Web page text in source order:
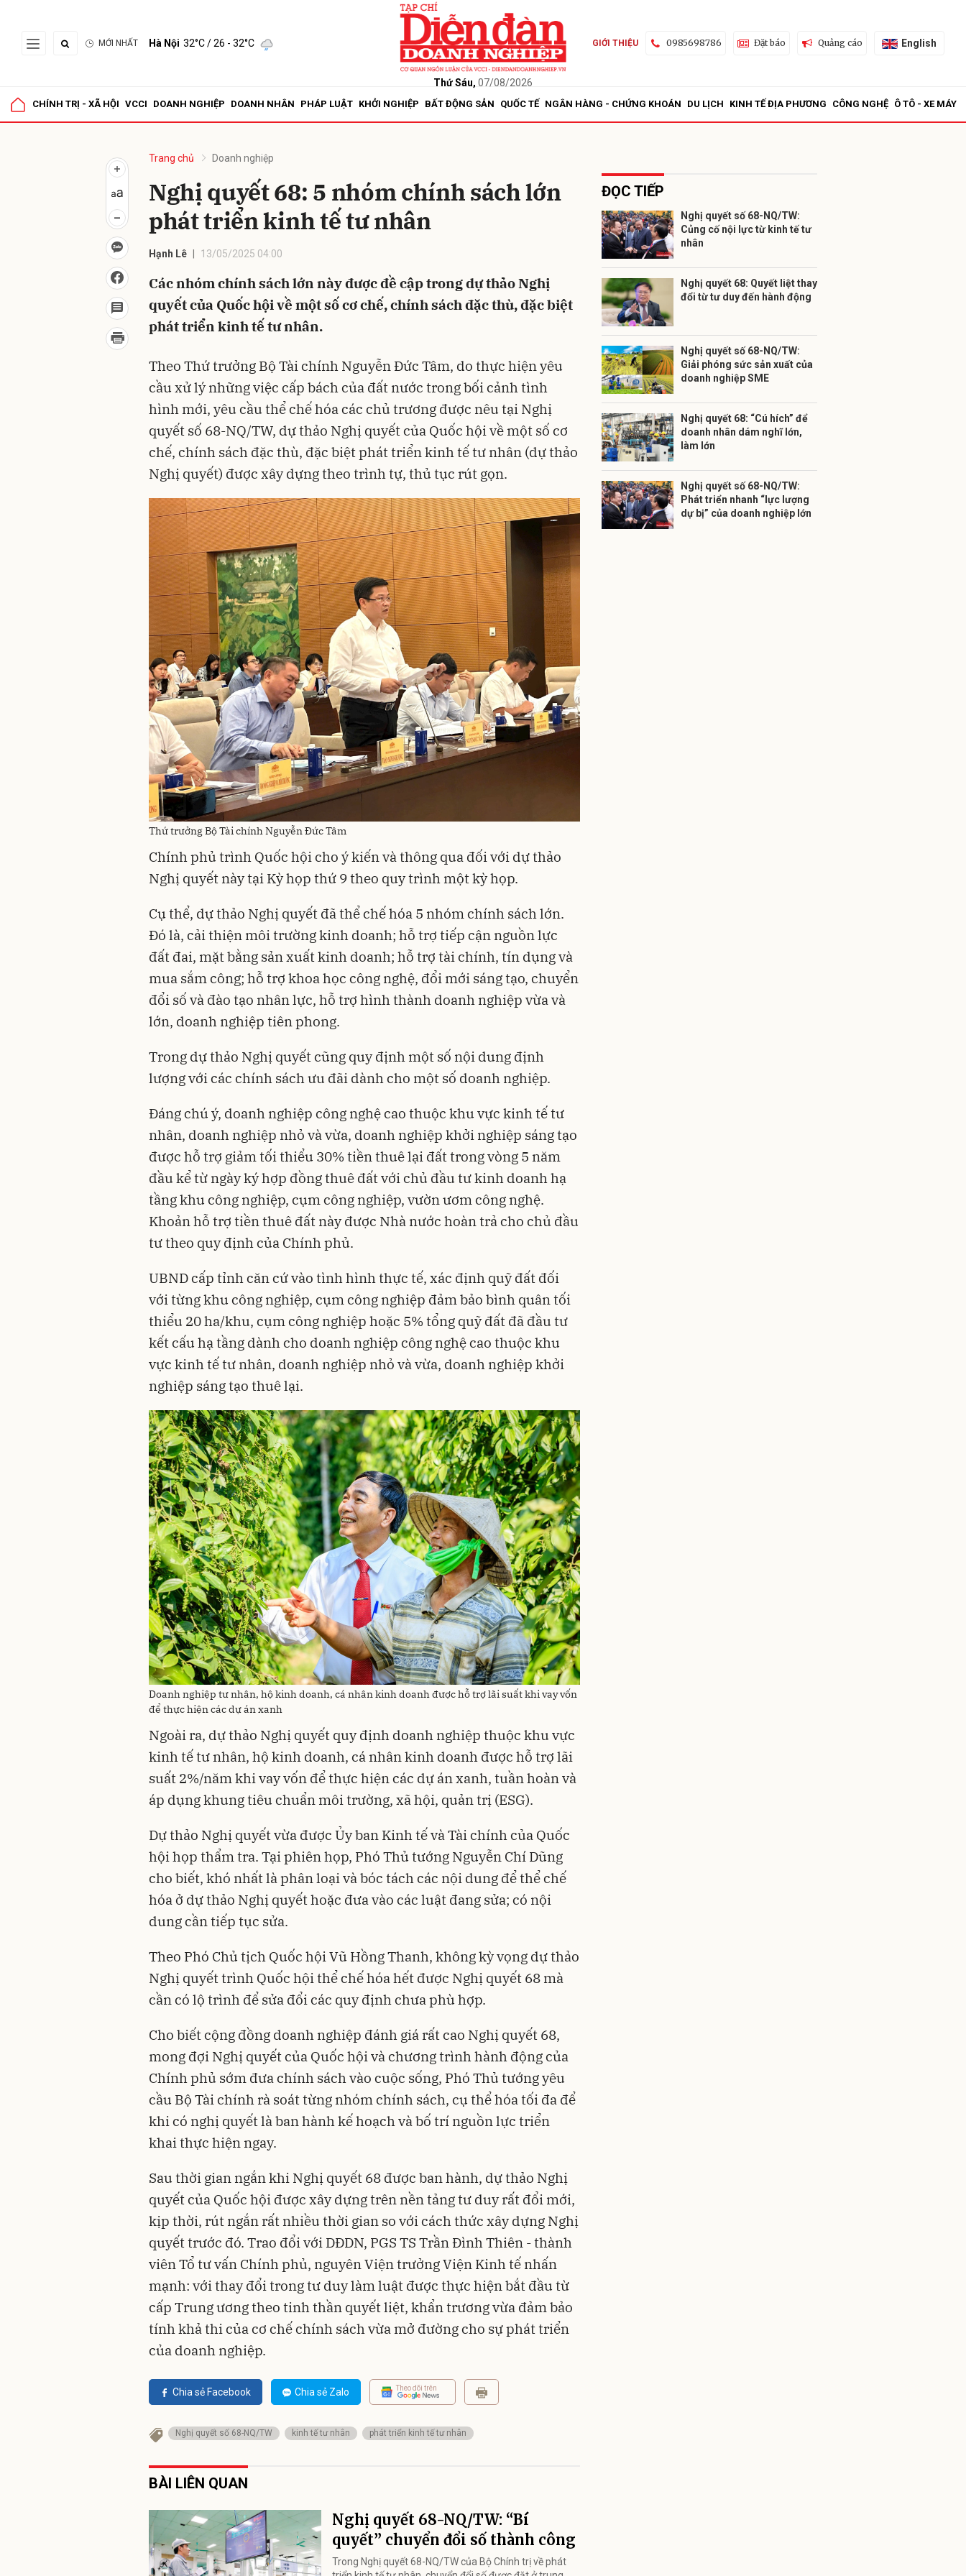
MỚI NHẤT Hà Nội 32°C/ 26 - 32°C
Thứ Sáu, 07/08/2026
GIỚI THIỆU 0985698786 Đặt báo Quảng cáo English
CHÍNH TRỊ - XÃ HỘI VCCI DOANH NGHIỆP DOANH NHÂN PHÁP LUẬT KHỞI NGHIỆP BẤT ĐỘNG SẢN QUỐC TẾ NGÂN HÀNG - CHỨNG KHOÁN DU LỊCH KINH TẾ ĐỊA PHƯƠNG CÔNG NGHỆ Ô TÔ - XE MÁY
Trang chủ Doanh nghiệp
Nghị quyết 68: 5 nhóm chính sách lớn
phát triển kinh tế tư nhân
Hạnh Lê 13/05/2025 04:00
Các nhóm chính sách lớn này được đề cập trong dự thảo Nghị
quyết của Quốc hội về một số cơ chế, chính sách đặc thù, đặc biệt
phát triển kinh tế tư nhân.
Theo Thứ trưởng Bộ Tài chính Nguyễn Đức Tâm, do thực hiện yêu
cầu xử lý những việc cấp bách của đất nước trong bối cảnh tình
hình mới, yêu cầu thể chế hóa các chủ trương được nêu tại Nghị
quyết số 68-NQ/TW, dự thảo Nghị quyết của Quốc hội về một số cơ
chế, chính sách đặc thù, đặc biệt phát triển kinh tế tư nhân (dự thảo
Nghị quyết) được xây dựng theo trình tự, thủ tục rút gọn.
Thứ trưởng Bộ Tài chính Nguyễn Đức Tâm
Chính phủ trình Quốc hội cho ý kiến và thông qua đối với dự thảo
Nghị quyết này tại Kỳ họp thứ 9 theo quy trình một kỳ họp.
Cụ thể, dự thảo Nghị quyết đã thể chế hóa 5 nhóm chính sách lớn.
Đó là, cải thiện môi trường kinh doanh; hỗ trợ tiếp cận nguồn lực
đất đai, mặt bằng sản xuất kinh doanh; hỗ trợ tài chính, tín dụng và
mua sắm công; hỗ trợ khoa học công nghệ, đổi mới sáng tạo, chuyển
đổi số và đào tạo nhân lực, hỗ trợ hình thành doanh nghiệp vừa và
lớn, doanh nghiệp tiên phong.
Trong dự thảo Nghị quyết cũng quy định một số nội dung định
lượng với các chính sách ưu đãi dành cho một số doanh nghiệp.
Đáng chú ý, doanh nghiệp công nghệ cao thuộc khu vực kinh tế tư
nhân, doanh nghiệp nhỏ và vừa, doanh nghiệp khởi nghiệp sáng tạo
được hỗ trợ giảm tối thiểu 30% tiền thuê lại đất trong vòng 5 năm
đầu kể từ ngày ký hợp đồng thuê đất với chủ đầu tư kinh doanh hạ
tầng khu công nghiệp, cụm công nghiệp, vườn ươm công nghệ.
Khoản hỗ trợ tiền thuê đất này được Nhà nước hoàn trả cho chủ đầu
tư theo quy định của Chính phủ.
UBND cấp tỉnh căn cứ vào tình hình thực tế, xác định quỹ đất đối
với từng khu công nghiệp, cụm công nghiệp đảm bảo bình quân tối
thiểu 20 ha/khu, cụm công nghiệp hoặc 5% tổng quỹ đất đã đầu tư
kết cấu hạ tầng dành cho doanh nghiệp công nghệ cao thuộc khu
vực kinh tế tư nhân, doanh nghiệp nhỏ và vừa, doanh nghiệp khởi
nghiệp sáng tạo thuê lại.
Doanh nghiệp tư nhân, hộ kinh doanh, cá nhân kinh doanh được hỗ trợ lãi suất khi vay vốn
để thực hiện các dự án xanh
Ngoài ra, dự thảo Nghị quyết quy định doanh nghiệp thuộc khu vực
kinh tế tư nhân, hộ kinh doanh, cá nhân kinh doanh được hỗ trợ lãi
suất 2%/năm khi vay vốn để thực hiện các dự án xanh, tuần hoàn và
áp dụng khung tiêu chuẩn môi trường, xã hội, quản trị (ESG).
Dự thảo Nghị quyết vừa được Ủy ban Kinh tế và Tài chính của Quốc
hội họp thẩm tra. Tại phiên họp, Phó Thủ tướng Nguyễn Chí Dũng
cho biết, khó nhất là phân loại và bóc tách các nội dung để thể chế
hóa ở dự thảo Nghị quyết hoặc đưa vào các luật đang sửa; có nội
dung cần tiếp tục sửa.
Theo Phó Chủ tịch Quốc hội Vũ Hồng Thanh, không kỳ vọng dự thảo
Nghị quyết trình Quốc hội thể chế hóa hết được Nghị quyết 68 mà
cần có lộ trình để sửa đổi các quy định chưa phù hợp.
Cho biết cộng đồng doanh nghiệp đánh giá rất cao Nghị quyết 68,
mong đợi Nghị quyết của Quốc hội và chương trình hành động của
Chính phủ sớm đưa chính sách vào cuộc sống, Phó Thủ tướng yêu
cầu Bộ Tài chính rà soát từng nhóm chính sách, cụ thể hóa tối đa để
khi có nghị quyết là ban hành kế hoạch và bố trí nguồn lực triển
khai thực hiện ngay.
Sau thời gian ngắn khi Nghị quyết 68 được ban hành, dự thảo Nghị
quyết của Quốc hội được xây dựng trên nền tảng tư duy rất đổi mới,
kịp thời, rút ngắn rất nhiều thời gian so với cách thức xây dựng Nghị
quyết trước đó. Trao đổi với DĐDN, PGS TS Trần Đình Thiên - thành
viên Tổ tư vấn Chính phủ, nguyên Viện trưởng Viện Kinh tế nhấn
mạnh: với thay đổi trong tư duy làm luật được thực hiện bắt đầu từ
cấp Trung ương theo tinh thần quyết liệt, khẩn trương vừa đảm bảo
tính khả thi của cơ chế chính sách vừa mở đường cho sự phát triển
của doanh nghiệp.
Chia sẻ Facebook Chia sẻ Zalo Theo dõi trên
Nghị quyết số 68-NQ/TW kinh tế tư nhân phát triển kinh tế tư nhân
BÀI LIÊN QUAN
Nghị quyết 68-NQ/TW: “Bí
quyết” chuyển đổi số thành công
Trong Nghị quyết 68-NQ/TW của Bộ Chính trị về phát
ĐỌC TIẾP
Nghị quyết số 68-NQ/TW:
Củng cố nội lực từ kinh tế tư
nhân
Nghị quyết 68: Quyết liệt thay
đổi từ tư duy đến hành động
Nghị quyết số 68-NQ/TW:
Giải phóng sức sản xuất của
doanh nghiệp SME
Nghị quyết 68: “Cú hích” để
doanh nhân dám nghĩ lớn,
làm lớn
Nghị quyết số 68-NQ/TW:
Phát triển nhanh “lực lượng
dự bị” của doanh nghiệp lớn
Gửi